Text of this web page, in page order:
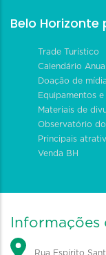
Belo
Trade Turístico
Calendário
Doação de
Equipamentos
Materiais de
Observatório
Principais
Venda BH
Rua Espírito